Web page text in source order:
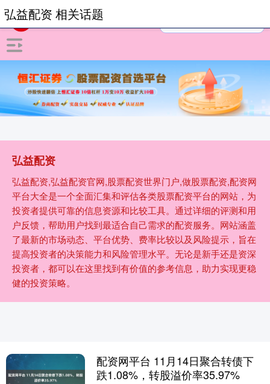
弘益配资
弘益配资,弘益配资官网,股票配资世界门户,做股票配资,配资网
平台大全是一个全面汇集和评估各类股票配资平台的网站，为
投资者提供可靠的信息资源和比较工具。通过详细的评测和用
户反馈，帮助用户找到最适合自己需求的配资服务。网站涵盖
了最新的市场动态、平台优势、费率比较以及风险提示，旨在
提高投资者的决策能力和风险管理水平。无论是新手还是资深
投资者，都可以在这里找到有价值的参考信息，助力实现更稳
健的投资策略。
弘益配资 相关话题
配资网平台 11月14日聚合转债下
跌1.08%，转股溢价率35.97%